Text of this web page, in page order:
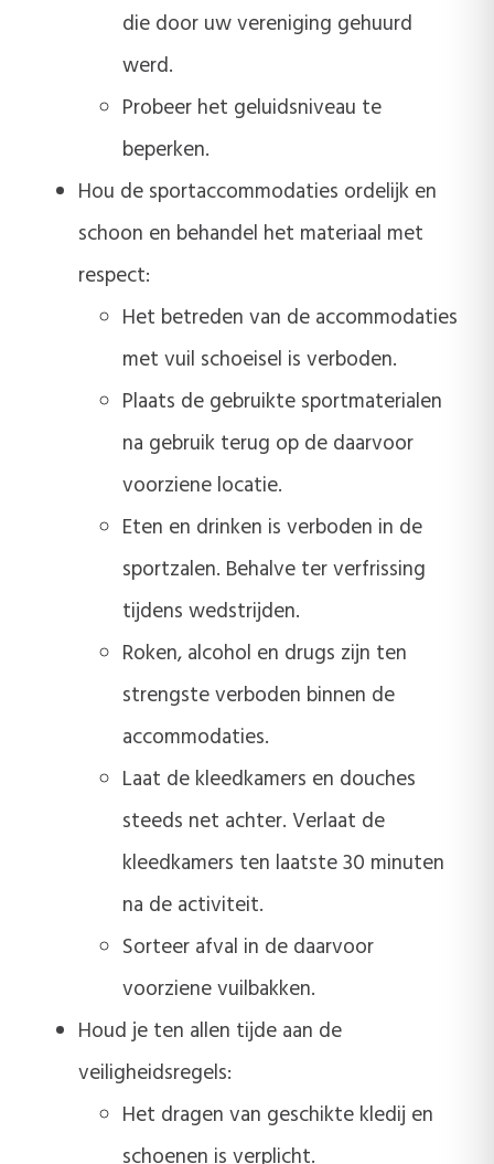
die door uw vereniging gehuurd
werd.
Probeer het geluidsniveau te
beperken.
Hou de sportaccommodaties ordelijk en
schoon en behandel het materiaal met
respect:
Het betreden van de accommodaties
met vuil schoeisel is verboden.
Plaats de gebruikte sportmaterialen
na gebruik terug op de daarvoor
voorziene locatie.
Eten en drinken is verboden in de
sportzalen. Behalve ter verfrissing
tijdens wedstrijden.
Roken, alcohol en drugs zijn ten
strengste verboden binnen de
accommodaties.
Laat de kleedkamers en douches
steeds net achter. Verlaat de
kleedkamers ten laatste 30 minuten
na de activiteit.
Sorteer afval in de daarvoor
voorziene vuilbakken.
Houd je ten allen tijde aan de
veiligheidsregels:
Het dragen van geschikte kledij en
schoenen is verplicht.